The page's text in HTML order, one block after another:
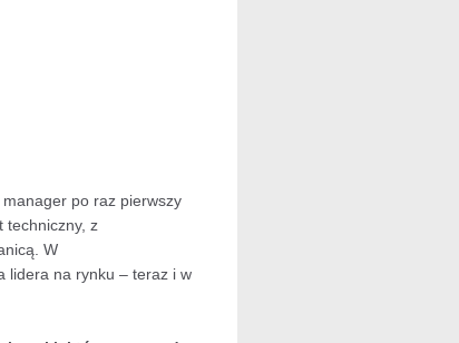
po raz pierwszy
techniczny, z
W
lidera na rynku – teraz i w